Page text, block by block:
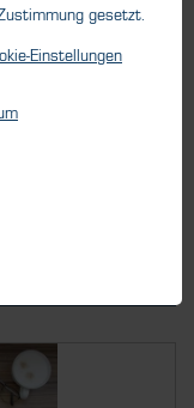
gesetzt.
Einstellungen